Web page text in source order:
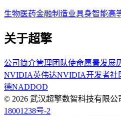
生物医药金融制造业具身智能高
关于超擎
公司简介管理团队使命愿景发展
NVIDIA英伟达NVIDIA开发者社
德NADDOD
© 2026 武汉超擎数智科技有限公
18001238号-2